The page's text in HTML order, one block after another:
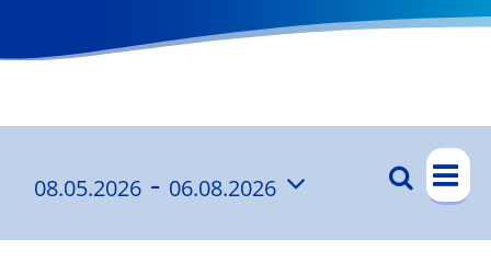
V
e
Suche
V
e
r
08.05.2026 - 06.08.2026
wählen.